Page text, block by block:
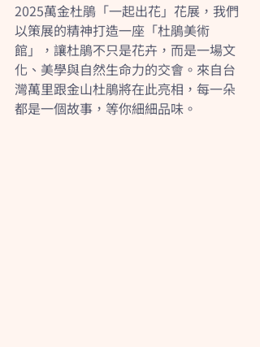
2025萬金杜鵑「一起出花」花展，我們
以策展的精神打造一座「杜鵑美術
館」，讓杜鵑不只是花卉，而是一場文
化、美學與自然生命力的交會。來自台
灣萬里跟金山杜鵑將在此亮相，每一朵
都是一個故事，等你細細品味。